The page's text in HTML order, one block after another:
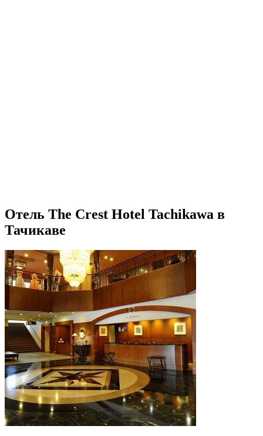
Отель The Crest Hotel Tachikawa в
Тачикаве